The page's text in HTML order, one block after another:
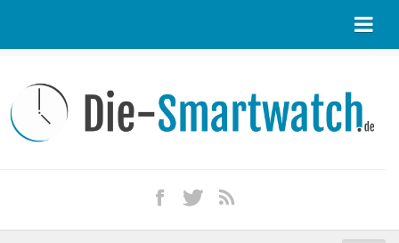
Kontakt / Tipp geben
Impressum
iPhone kaufen